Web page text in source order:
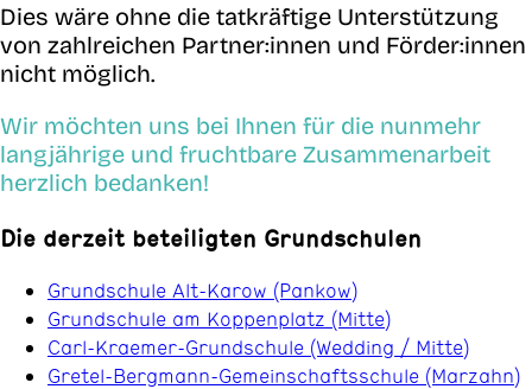
Dies wäre ohne die tatkräftige Unterstützung
von zahlreichen Partner:innen und Förder:innen
nicht möglich.
Wir möchten uns bei Ihnen für die nunmehr
langjährige und fruchtbare Zusammenarbeit
herzlich bedanken!
Die derzeit beteiligten Grundschulen
Grundschule Alt-Karow (Pankow)
Grundschule am Koppenplatz (Mitte)
Carl-Kraemer-Grundschule (Wedding / Mitte)
Gretel-Bergmann-Gemeinschaftsschule (Marzahn)